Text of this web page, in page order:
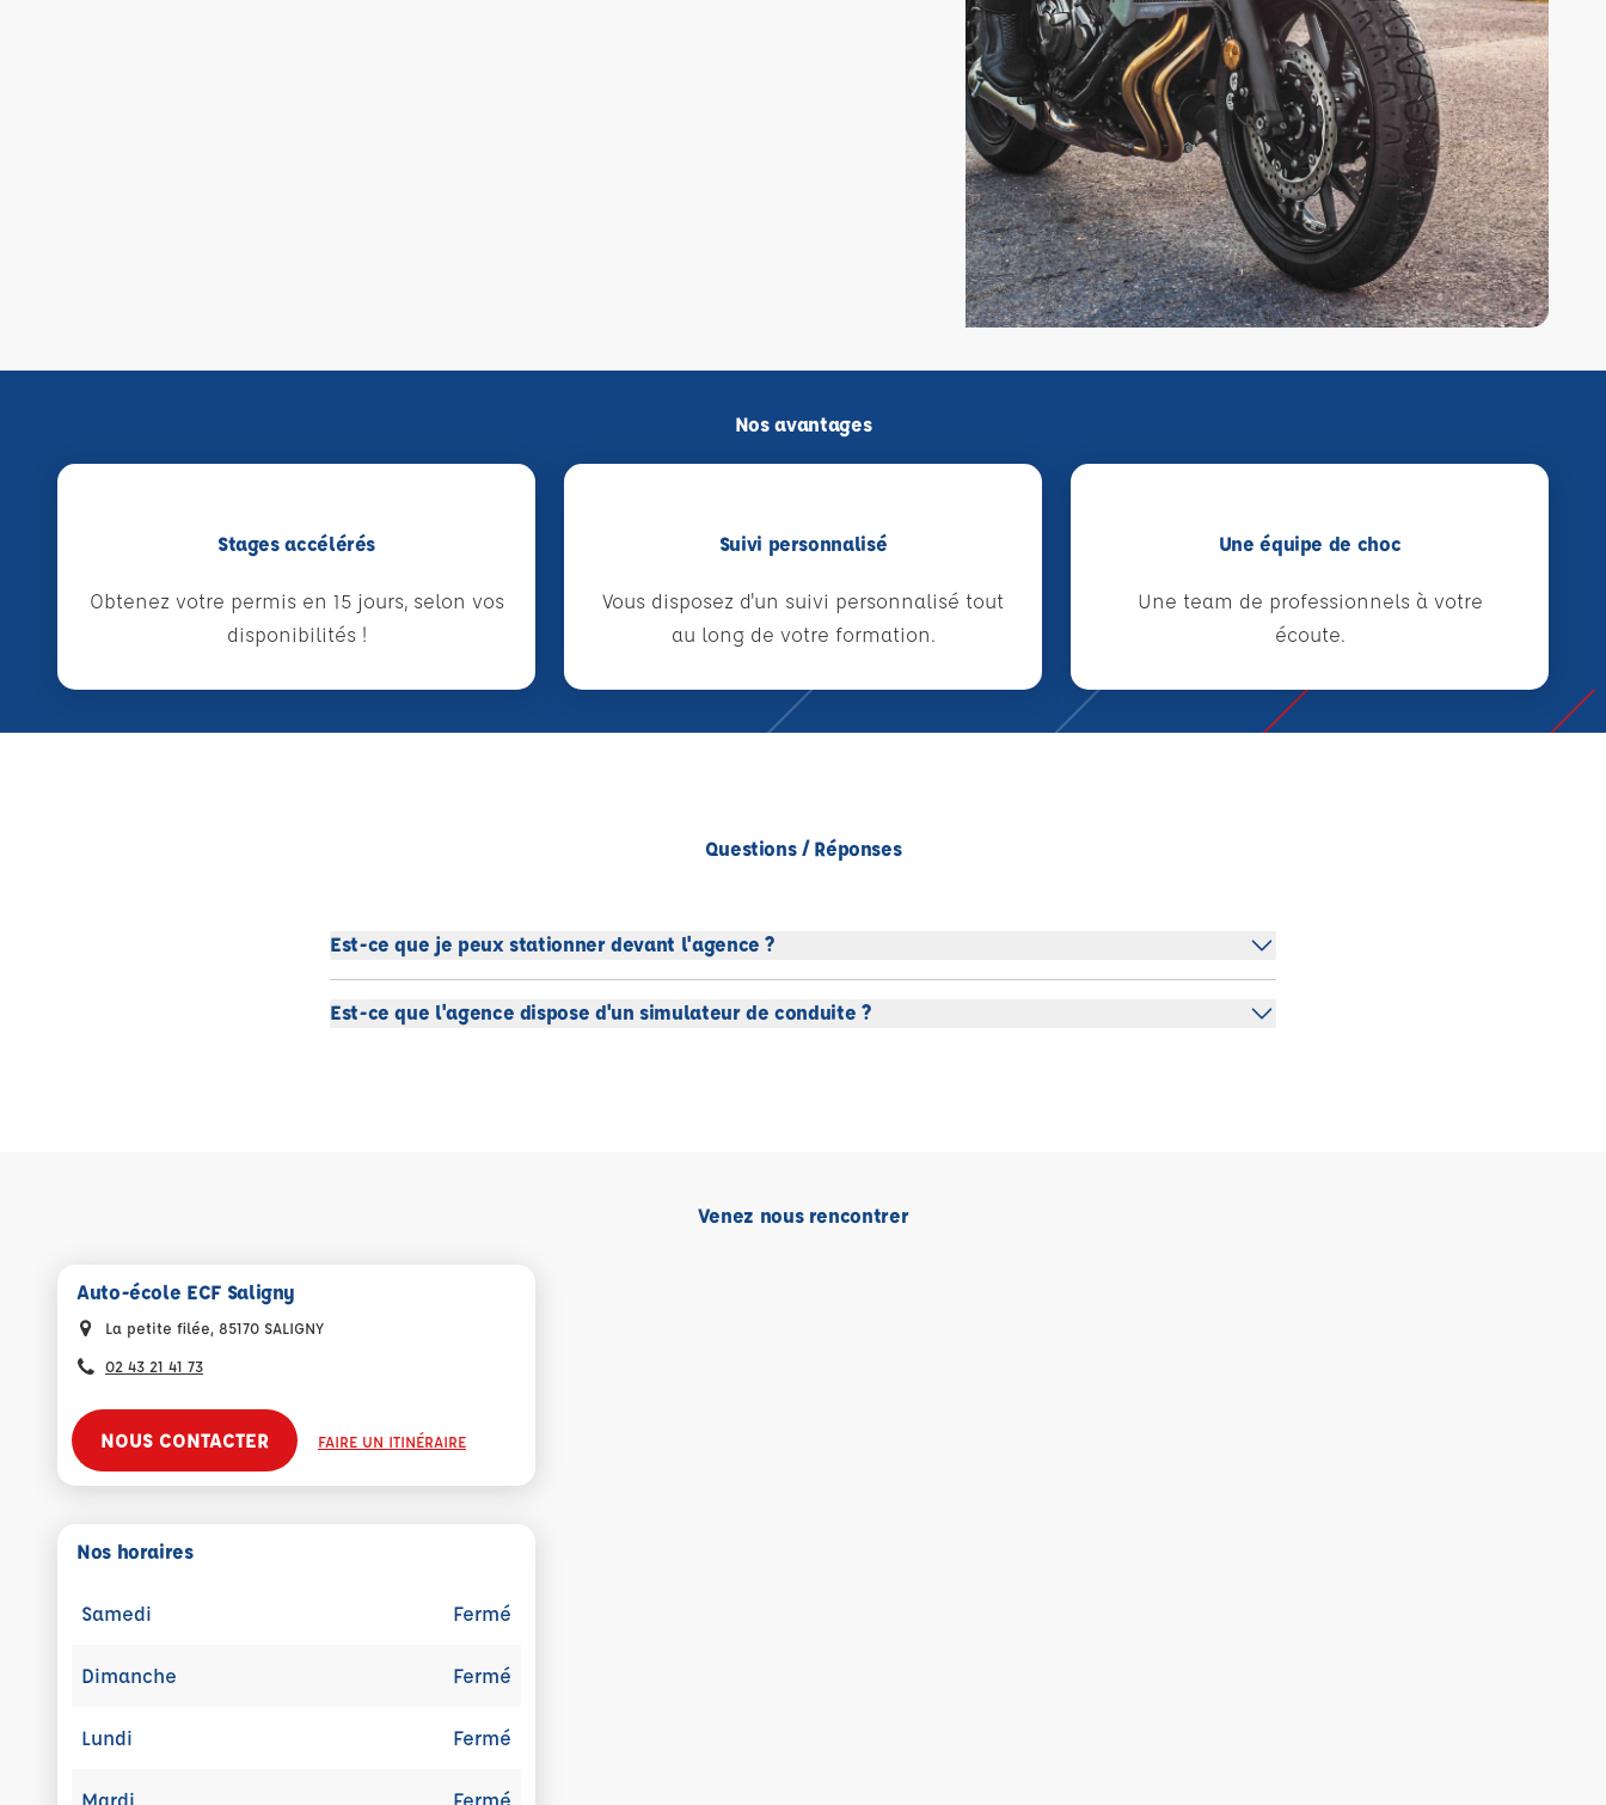
Nos avantages
Stages accélérés
Obtenez votre permis en 15 jours, selon vos
disponibilités !
Suivi personnalisé
Vous disposez d'un suivi personnalisé tout
au long de votre formation.
Une équipe de choc
Une team de professionnels à votre
écoute.
Questions / Réponses
Est-ce que je peux stationner devant l'agence ?
Est-ce que l'agence dispose d'un simulateur de conduite ?
Venez nous rencontrer
Auto-école ECF Saligny
La petite filée, 85170 SALIGNY
02 43 21 41 73
NOUS CONTACTER FAIRE UN ITINÉRAIRE
Nos horaires
Samedi Fermé
Dimanche Fermé
Lundi Fermé